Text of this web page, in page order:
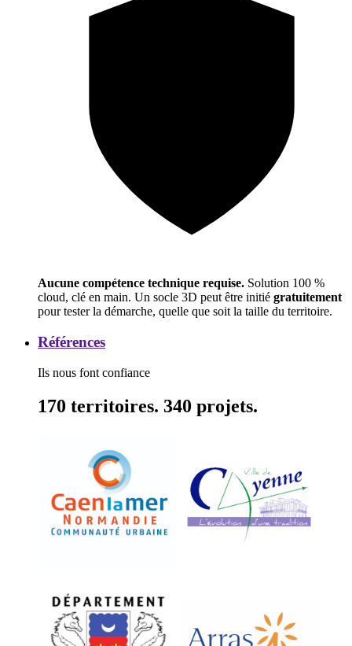
Aucune compétence technique requise. Solution 100 %
cloud, clé en main. Un socle 3D peut être initié gratuitement
pour tester la démarche, quelle que soit la taille du territoire.
Références
Références
Ils nous font confiance
170 territoires. 340 projets.